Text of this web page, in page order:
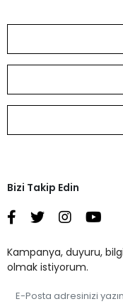
Bizi Takip Edin
Kampanya, duyuru,
olmak istiyorum.